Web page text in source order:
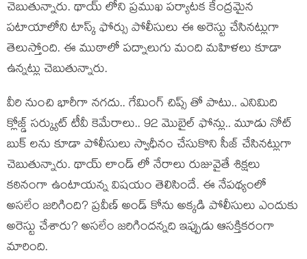
చెబుతున్నారు. థాయ్ లోని ప్రముఖ పర్యాటక కేంద్రమైన
పటాయాలోని టాస్క్ ఫోర్సు పోలీసులు ఈ అరెస్టు చేసినట్లుగా
తెలుస్తోంది. ఈ ముఠాలో పద్నాలుగు మంది మహిళలు కూడా
ఉన్నట్లు చెబుతున్నారు.
వీరి నుంచి భారీగా నగదు.. గేమింగ్ చిప్స్ తో పాటు.. ఎనిమిది
క్లోజ్డ్ సర్క్యుట్ టీవీ కెమేరాలు.. 92 మొబైల్ ఫోన్లు.. మూడు నోట్
బుక్ లను కూడా పోలీసులు స్వాధీనం చేసుకొని సీజ్ చేసినట్లుగా
చెబుతున్నారు. థాయ్ లాండ్ లో నేరాలు రుజువైతే శిక్షలు
కఠినంగా ఉంటాయన్న విషయం తెలిసిందే. ఈ నేపథ్యంలో
అసలేం జరిగింది? ప్రవీణ్ అండ్ కోను అక్కడి పోలీసులు ఎందుకు
అరెస్టు చేశారు? అసలేం జరిగిందన్నది ఇప్పుడు ఆసక్తికరంగా
మారింది.